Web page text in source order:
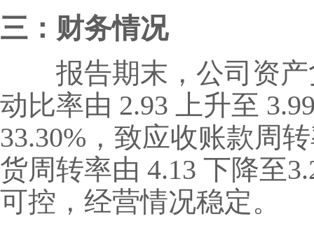
三：财务情况
报告期末，公司资产
动比率由 2.93 上升至
33.30%，致应收账款周
货周转率由 4.13 下降至
可控，经营情况稳定。